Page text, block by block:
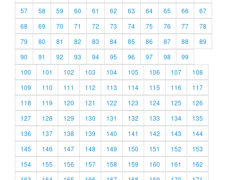
57
58 59 60 61 62 63 64 65 66
67
68
69 70 71 72 73 74 75 76 77
78
79
80 81 82 83 84 85 86 87 88
89
90
91 92 93 94 95 96 97 98
99
100
101 102 103 104 105 106 107
108
109
110 111 112 113 114 115 116
117
118
119 120 121 122 123 124 125
126
127
128 129 130 131 132 133 134
135
136
137 138 139 140 141 142 143
144
145
146 147 148 149 150 151 152
153
154
155 156 157 158 159 160 161
162